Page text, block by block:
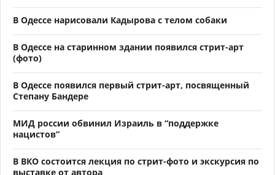
В Одессе нарисовали Кадырова с телом собаки
В Одессе на старинном здании появился стрит-арт
(фото)
В Одессе появился первый стрит-арт, посвященный
Степану Бандере
МИД россии обвинил Израиль в “поддержке
нацистов”
В ВКО состоится лекция по стрит-фото и экскурсия по
выставке от автора